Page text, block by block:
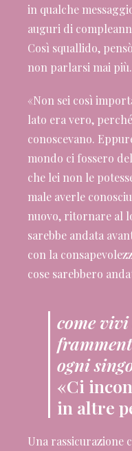
in qualche
auguri di
Così squallido,
non parlarsi mai più.
«Non sei così
lato era vero,
conoscevano.
mondo ci fossero
che lei non le
male averle
nuovo, ritornare al
sarebbe andata
con la
cose sarebbero
come vivi
ogni
«Ci
in altre
Una rassicurazione